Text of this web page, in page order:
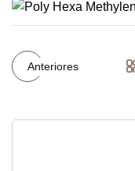
Anteriores